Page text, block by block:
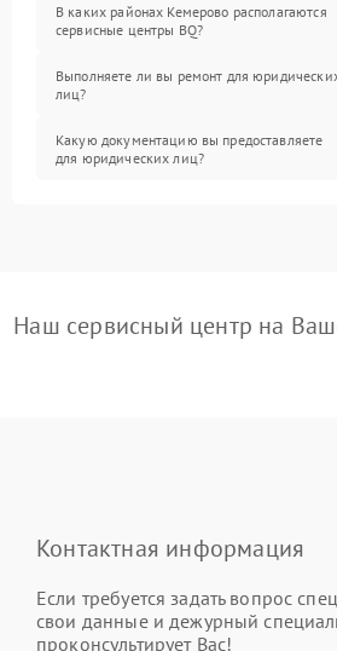
В каких районах Кемерово располагаются
сервисные центры BQ?
Выполняете ли вы ремонт для
лиц?
Какую документацию вы предоставляете
для юридических лиц?
Наш сервисный центр на
Контактная информация
Если требуется задать вопрос
свои данные и дежурный
проконсультирует Вас!